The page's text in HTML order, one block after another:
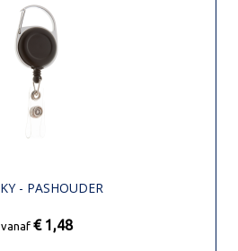
- PASHOUDER
vanaf € 1,48